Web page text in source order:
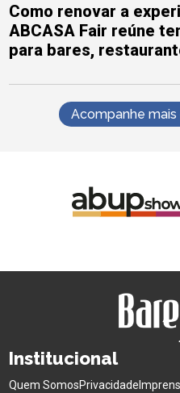
Como renovar a
ABCASA Fair reúne
para bares,
Acompanhe
Institucional
Quem SomosPrivacidade